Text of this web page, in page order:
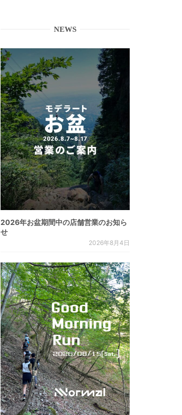
NEWS
2026年お盆期間中の店舗営業のお知ら
せ
2026年8月4日